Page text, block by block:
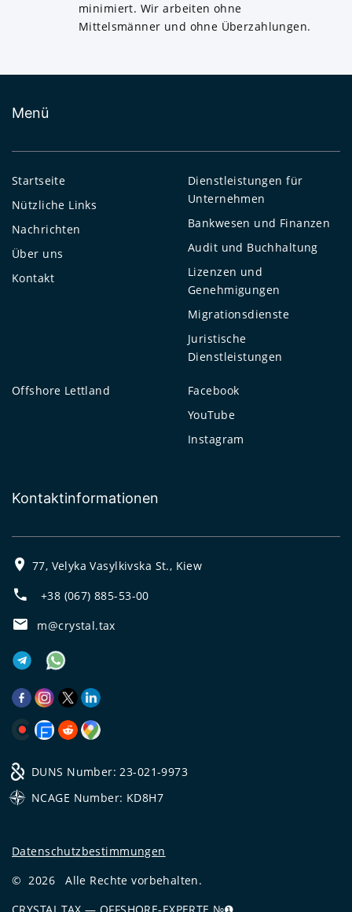
minimiert. Wir arbeiten ohne
Mittelsmänner und ohne Überzahlungen.
Menü
Startseite
Nützliche Links
Nachrichten
Über uns
Kontakt
Dienstleistungen für
Unternehmen
Bankwesen und Finanzen
Audit und Buchhaltung
Lizenzen und
Genehmigungen
Migrationsdienste
Juristische
Dienstleistungen
Offshore Lettland
Facebook
YouTube
Instagram
Kontaktinformationen
77, Velyka Vasylkivska St., Kiew
+38 (067) 885-53-00
m@crystal.tax
DUNS Number: 23-021-9973
NCAGE Number: KD8H7
Datenschutzbestimmungen
© 2026
Alle Rechte vorbehalten.